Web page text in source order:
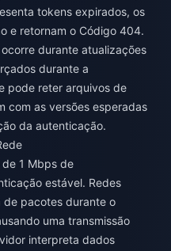
tokens expirados, os
e retornam o Código 404.
durante atualizações
durante a
pode reter arquivos de
com as versões esperadas
da autenticação.
de 1 Mbps de
estável. Redes
de pacotes durante o
uma transmissão
interpreta dados